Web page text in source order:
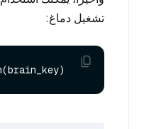
تشغيل دماغ: